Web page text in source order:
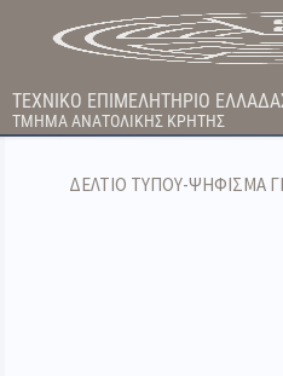
ΤΕΧΝΙΚΟ ΕΠΙΜΕΛΗΤΗΡΙΟ
ΤΜΗΜΑ ΑΝΑΤΟΛΙΚΗΣ ΚΡΗΤΗΣ
ΔΕΛΤΙΟ ΤΥΠΟΥ-ΨΗΦΙΣΜΑ